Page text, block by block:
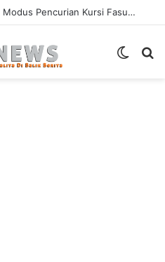
Satpol PP Ungkap Dugaan Modus Pencurian Kursi Fasum Pemkot Surabaya Pakai Ambulans
Switch